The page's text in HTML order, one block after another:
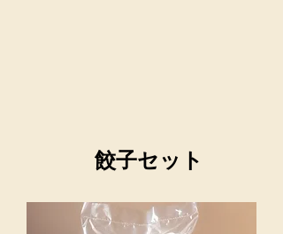
餃子セット